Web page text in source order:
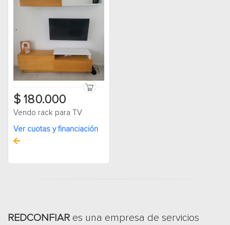
$ 180.000
Vendo rack para TV
Ver cuotas y financiación
REDCONFIAR es una empresa de servicios